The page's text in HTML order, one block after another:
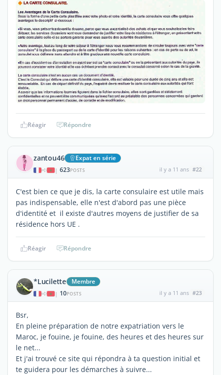
Réagir Répondre
zantou46 Expat en série
| 623POSTS il y a 11 ans #22
C'est bien ce que je dis, la carte consulaire est utile mais
pas indispensable, elle n'est d'abord pas une pièce
d'identité et il existe d'autres moyens de justifier de sa
résidence hors UE .
Réagir Répondre
*Lucilette Membre
| 10POSTS il y a 11 ans #23
Bsr,
En pleine préparation de notre expatriation vers le
Maroc, je fouine, je fouine, des heures et des heures sur
le net...
Et j'ai trouvé ce site qui répondra à ta question initial et
te guidera pour les démarches à suivre...